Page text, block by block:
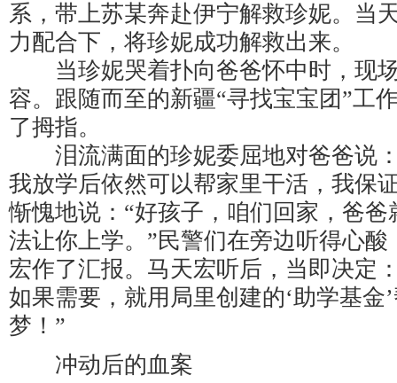
系，带上苏某奔赴伊宁解救珍妮。当
力配合下，将珍妮成功解救出来。
当珍妮哭着扑向爸爸怀中时，现
容。跟随而至的新疆“寻找宝宝团”工
了拇指。
泪流满面的珍妮委屈地对爸爸说：
我放学后依然可以帮家里干活，我保
惭愧地说：“好孩子，咱们回家，爸
法让你上学。”民警们在旁边听得心
宏作了汇报。马天宏听后，当即决定
如果需要，就用局里创建的‘助学基金
梦！”
冲动后的血案